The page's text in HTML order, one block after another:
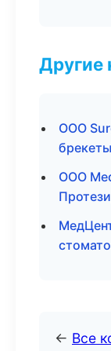
Другие
ООО
ООО
← Все